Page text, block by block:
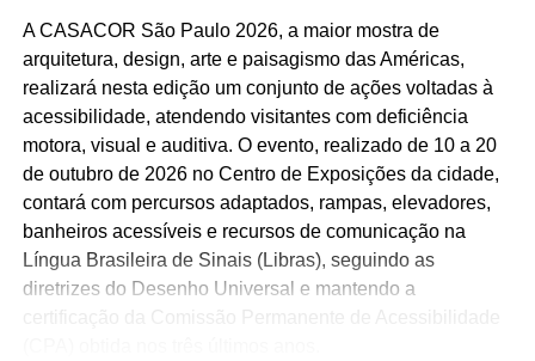
A CASACOR São Paulo 2026, a maior mostra de
arquitetura, design, arte e paisagismo das Américas,
realizará nesta edição um conjunto de ações voltadas à
acessibilidade, atendendo visitantes com deficiência
motora, visual e auditiva. O evento, realizado de 10 a 20
de outubro de 2026 no Centro de Exposições da cidade,
contará com percursos adaptados, rampas, elevadores,
banheiros acessíveis e recursos de comunicação na
Língua Brasileira de Sinais (Libras), seguindo as
diretrizes do Desenho Universal e mantendo a